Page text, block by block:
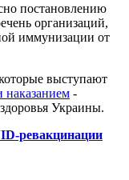
постановлению
организаций,
иммунизации от
выступают
наказанием -
Украины.
ревакцинации